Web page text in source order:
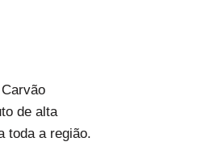
de alta
toda a região.